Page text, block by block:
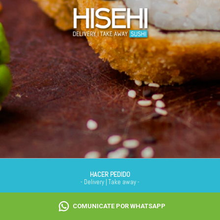
HACER PEDIDO
- Delivery | Take away -
Zona de Entrega | Horarios
HISEHI SUSHI
COMUNICATE POR WHATSAPP